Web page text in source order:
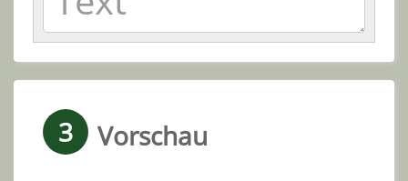
3 Vorschau